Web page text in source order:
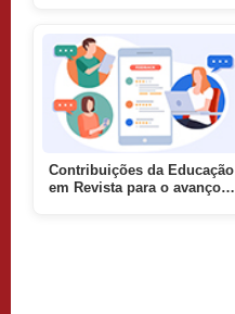
Contribuições da Educação
em Revista para o avanço…